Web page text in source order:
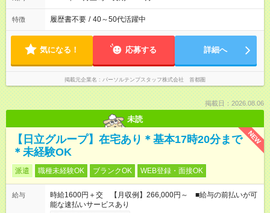
特徴 履歴書不要 / 40～50代活躍中
気になる！ 応募する 詳細へ
掲載元企業名 パーソルテンプスタッフ株式会社 首都圏
掲載日：2026.08.06
未読
NEW
【日立グループ】在宅あり＊基本17時20分まで
＊未経験OK
派遣 職種未経験OK ブランクOK WEB登録・面接OK
給与
時給1600円＋交 【月収例】266,000円～ ■給与の前払いが可
能な速払いサービスあり